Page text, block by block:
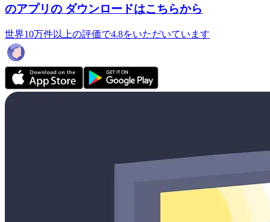
のアプリの ダウンロードはこちらから
世界10万件以上の評価で4.8をいただいています